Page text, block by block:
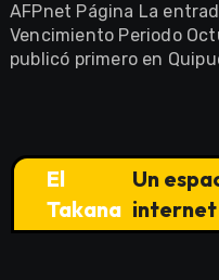
AFPnet Página La
Vencimiento Periodo
publicó primero en
El
Takana
Un
internet